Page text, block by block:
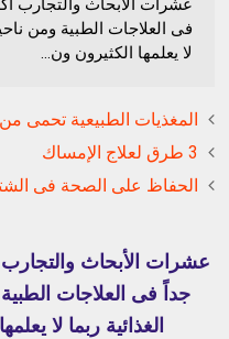
عشرات الأبحاث والتجارب
فى العلاجات الطبية ومن
لا يعلمها الكثيرون ون...
المغذيات الطبيعية تحمى
3 طرق لعلاج الإمساك
الحفاظ على الصحة فى
عشرات الأبحاث والتجارب
جداً فى العلاجات
الغذائية ربما لا